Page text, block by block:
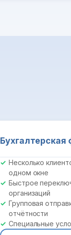
Бухгалтерская
Несколько
одном окне
Быстрое
организаций
Групповая
отчётности
Специальные